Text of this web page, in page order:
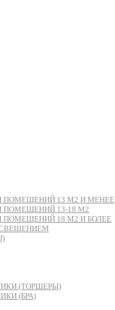
ПОМЕЩЕНИЙ 13 М2 И МЕНЕЕ
13-18 М2
18 М2 И БОЛЕЕ
(ТОРШЕРЫ)
(БРА)